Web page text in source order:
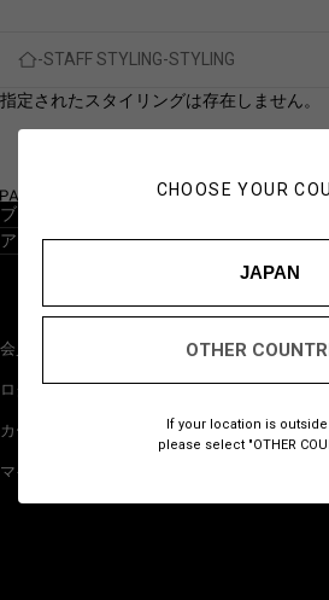
CHOOSE YOUR
JAPAN
OTHER
If your location is
please select "OTHER
STAFF STYLING STYLING
指定されたスタイリングは存在しません。
ブランドから探す
アイテムから探す
会員登録
ログイン
カート
マイページ